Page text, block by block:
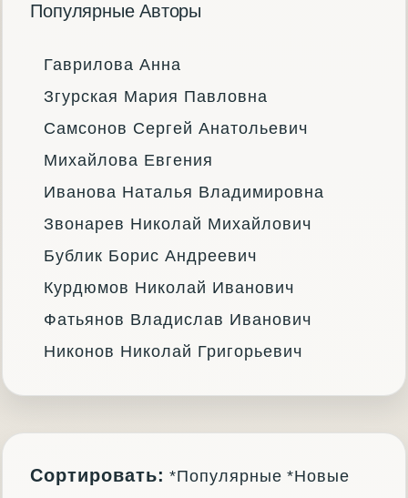
Популярные Авторы
Гаврилова Анна
Згурская Мария Павловна
Самсонов Сергей Анатольевич
Михайлова Евгения
Иванова Наталья Владимировна
Звонарев Николай Михайлович
Бублик Борис Андреевич
Курдюмов Николай Иванович
Фатьянов Владислав Иванович
Никонов Николай Григорьевич
Сортировать: *Популярные *Новые